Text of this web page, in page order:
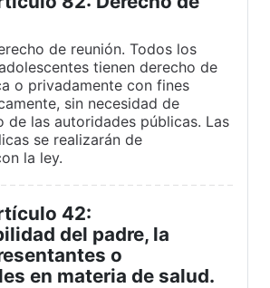
de reunión. Todos los
tienen derecho de
o privadamente con fines
sin necesidad de
de las autoridades públicas. Las
se realizarán de
la ley.
42:
del padre, la
o
en materia de salud.